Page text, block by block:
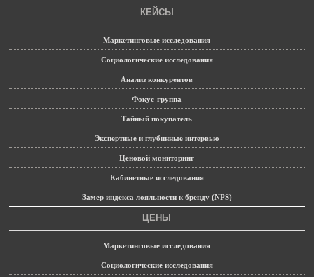
КЕЙСЫ
Маркетинговые исследования
Социологические исследования
Анализ конкурентов
Фокус-группа
Тайный покупатель
Экспертные и глубинные интервью
Ценовой мониторинг
Кабинетные исследования
Замер индекса лояльности к бренду (NPS)
ЦЕНЫ
Маркетинговые исследования
Социологические исследования